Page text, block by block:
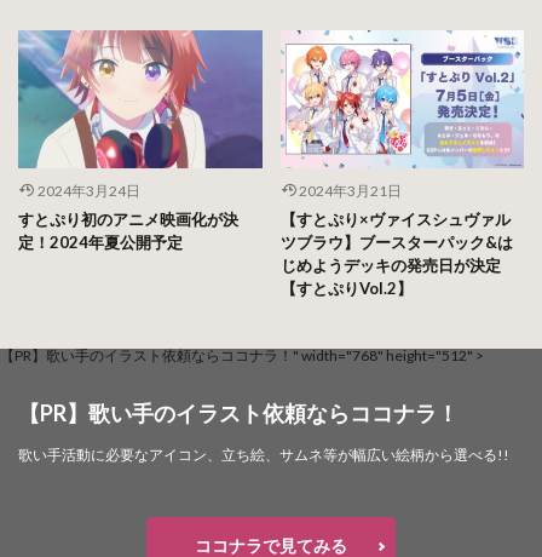
2024年3月24日
すとぷり初のアニメ映画化が決
定！2024年夏公開予定
2024年3月21日
【すとぷり×ヴァイスシュヴァル
ツブラウ】ブースターパック&は
じめようデッキの発売日が決定
【すとぷりVol.2】
【PR】歌い手のイラスト依頼ならココナラ！" width="768" height="512" >
【PR】歌い手のイラスト依頼ならココナラ！
歌い手活動に必要なアイコン、立ち絵、サムネ等が幅広い絵柄から選べる!!
ココナラで見てみる